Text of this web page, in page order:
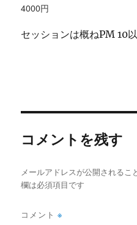
4000円
セッションは概ねPM 10
コメントを残す
メールアドレスが公開されるこ
欄は必須項目です
コメント※